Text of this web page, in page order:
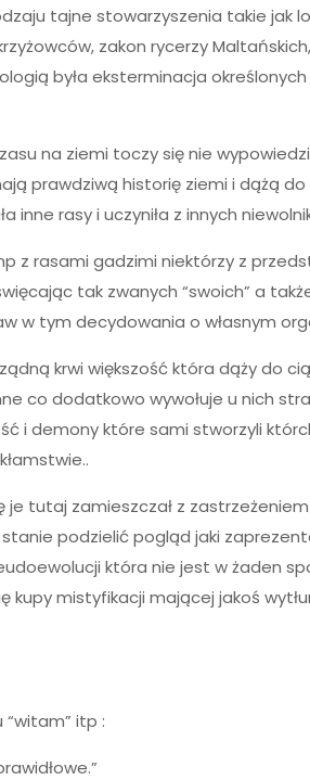
tajne stowarzyszenia takie jak
zakon rycerzy
była eksterminacja określonych
na ziemi toczy się nie
prawdziwą historię ziemi i dążą
rasy i uczyniła z innych
z rasami gadzimi niektórzy z
tak zwanych “swoich” a
w tym decydowania o własnym
krwi większość która dąży do
co dodatkowo wywołuje u nich
i demony które sami stworzyli
tutaj zamieszczał z
podzielić pogląd jaki
która nie jest w żaden
mistyfikacji mającej jakoś
itp :